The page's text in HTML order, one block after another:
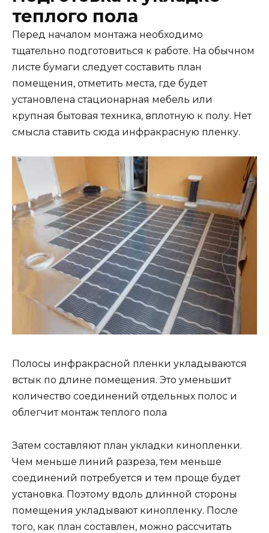
теплого пола
Перед началом монтажа необходимо
тщательно подготовиться к работе. На обычном
листе бумаги следует составить план
помещения, отметить места, где будет
установлена ​​стационарная мебель или
крупная бытовая техника, вплотную к полу. Нет
смысла ставить сюда инфракрасную пленку.
Полосы инфракрасной пленки укладываются
встык по длине помещения. Это уменьшит
количество соединений отдельных полос и
облегчит монтаж теплого пола
Затем составляют план укладки кинопленки.
Чем меньше линий разреза, тем меньше
соединений потребуется и тем проще будет
установка. Поэтому вдоль длинной стороны
помещения укладывают кинопленку. После
того, как план составлен, можно рассчитать